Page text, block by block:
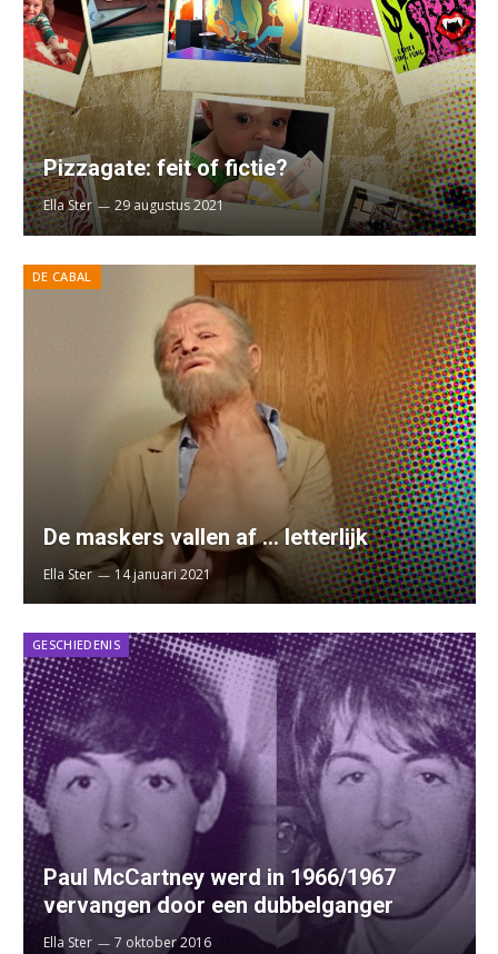
Pizzagate: feit of fictie?
Ella Ster 29 augustus 2021
DE CABAL
De maskers vallen af … letterlijk
Ella Ster 14 januari 2021
GESCHIEDENIS
Paul McCartney werd in 1966/1967
vervangen door een dubbelganger
Ella Ster 7 oktober 2016